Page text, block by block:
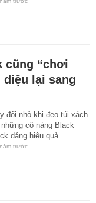
cũng “chơi
diệu lại sang
đổi nhỏ khi đeo túi xách
cô nàng Black
dáng hiệu quả.
trước